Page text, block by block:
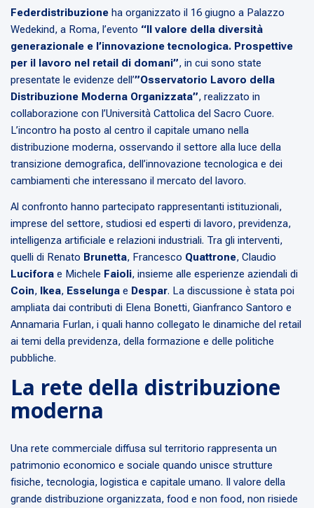
Federdistribuzione ha organizzato il 16 giugno a Palazzo
Wedekind, a Roma, l’evento “Il valore della diversità
generazionale e l’innovazione tecnologica. Prospettive
per il lavoro nel retail di domani”, in cui sono state
presentate le evidenze dell’”Osservatorio Lavoro della
Distribuzione Moderna Organizzata”, realizzato in
collaborazione con l’Università Cattolica del Sacro Cuore.
L’incontro ha posto al centro il capitale umano nella
distribuzione moderna, osservando il settore alla luce della
transizione demografica, dell’innovazione tecnologica e dei
cambiamenti che interessano il mercato del lavoro.
Al confronto hanno partecipato rappresentanti istituzionali,
imprese del settore, studiosi ed esperti di lavoro, previdenza,
intelligenza artificiale e relazioni industriali. Tra gli interventi,
quelli di Renato Brunetta, Francesco Quattrone, Claudio
Lucifora e Michele Faioli, insieme alle esperienze aziendali di
Coin, Ikea, Esselunga e Despar. La discussione è stata poi
ampliata dai contributi di Elena Bonetti, Gianfranco Santoro e
Annamaria Furlan, i quali hanno collegato le dinamiche del retail
ai temi della previdenza, della formazione e delle politiche
pubbliche.
La rete della distribuzione
moderna
Una rete commerciale diffusa sul territorio rappresenta un
patrimonio economico e sociale quando unisce strutture
fisiche, tecnologia, logistica e capitale umano. Il valore della
grande distribuzione organizzata, food e non food, non risiede